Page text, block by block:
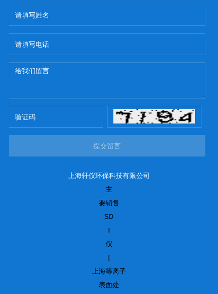
提交留言
上海轩仪环保科技有限公司
主
要销售
SD
I
仪
|
上海等离子
表面处